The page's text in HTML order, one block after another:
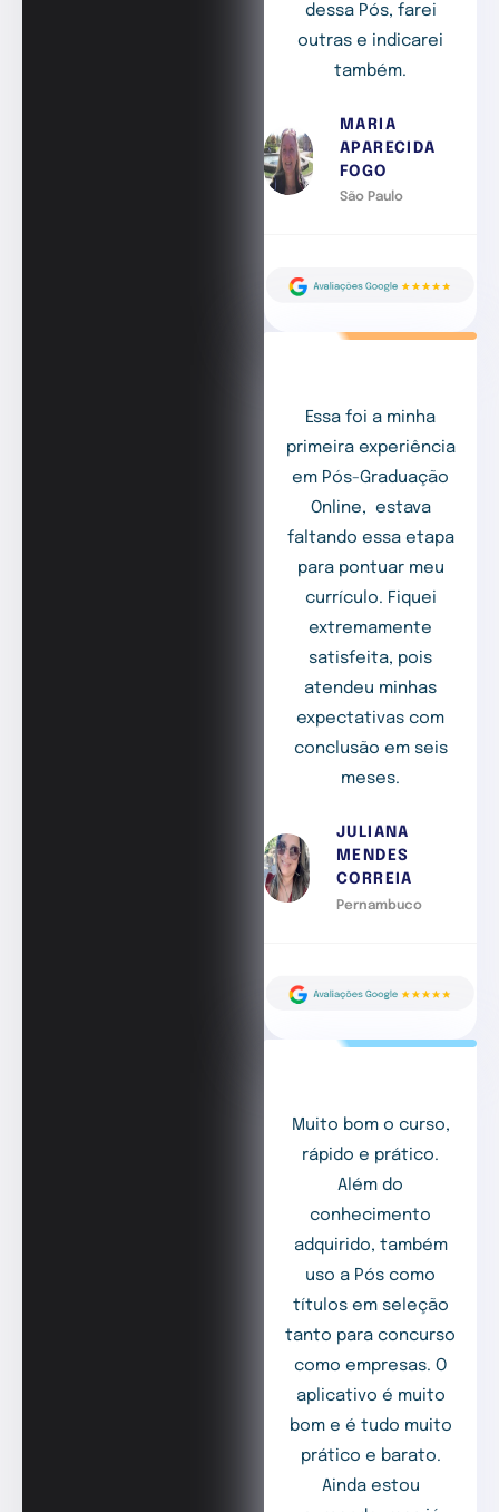
dessa Pós, farei
outras e indicarei
também.
MARIA
APARECIDA
FOGO
São Paulo
Essa foi a minha
primeira experiência
em Pós-Graduação
Online, estava
faltando essa etapa
para pontuar meu
currículo. Fiquei
extremamente
satisfeita, pois
atendeu minhas
expectativas com
conclusão em seis
meses.
JULIANA
MENDES
CORREIA
Pernambuco
Muito bom o curso,
rápido e prático.
Além do
conhecimento
adquirido, também
uso a Pós como
títulos em seleção
tanto para concurso
como empresas. O
aplicativo é muito
bom e é tudo muito
prático e barato.
Ainda estou